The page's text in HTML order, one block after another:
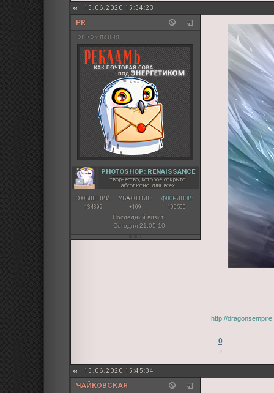
15.06.2020 15:34:23
PR
pr компания
PHOTOSHOP: RENAISSANCE
творчество, которое открыто
абсолютно для всех
СООБЩЕНИЙ:
134392
УВАЖЕНИЕ:
+109
ФЛОРИНОВ:
100500
Последний визит:
Сегодня 21:05:10
http://
0
15.06.2020 15:45:34
ЧАЙКОВСКАЯ